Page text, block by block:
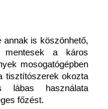
annak is köszönhető,
a káros
mosogatógépben
tisztítószerek okozta
lábas használata
főzést.